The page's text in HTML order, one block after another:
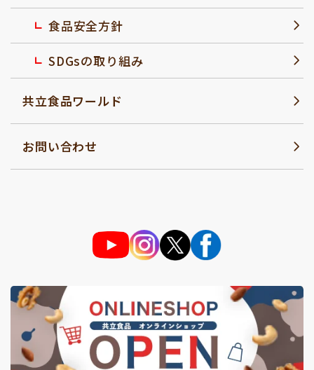
食品安全方針
SDGsの取り組み
共立食品ワールド
お問い合わせ